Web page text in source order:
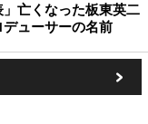
」亡くなった板東英二
ューサーの名前